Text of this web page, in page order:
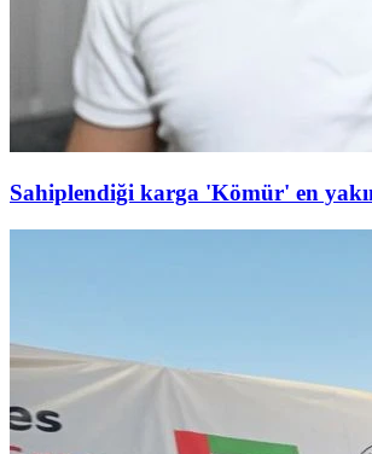
Sahiplendiği karga 'Kömür' en